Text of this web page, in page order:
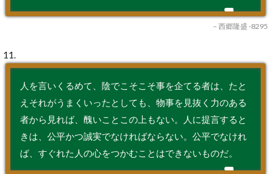
– 西郷隆盛 -8295
11.
人を言いくるめて、陰でこそこそ事を企てる者は、たと
えそれがうまくいったとしても、物事を見抜く力のある
者から見れば、醜いことこの上もない。人に提言すると
きは、公平かつ誠実でなければならない。公平でなけれ
ば、すぐれた人の心をつかむことはできないものだ。